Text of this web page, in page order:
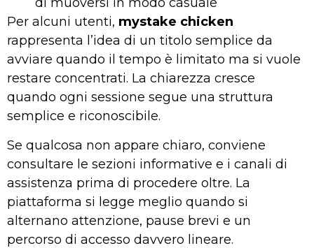
Per alcuni utenti, mystake chicken
rappresenta l’idea di un titolo semplice da
avviare quando il tempo è limitato ma si vuole
restare concentrati. La chiarezza cresce
quando ogni sessione segue una struttura
semplice e riconoscibile.
Se qualcosa non appare chiaro, conviene
consultare le sezioni informative e i canali di
assistenza prima di procedere oltre. La
piattaforma si legge meglio quando si
alternano attenzione, pause brevi e un
percorso di accesso davvero lineare.